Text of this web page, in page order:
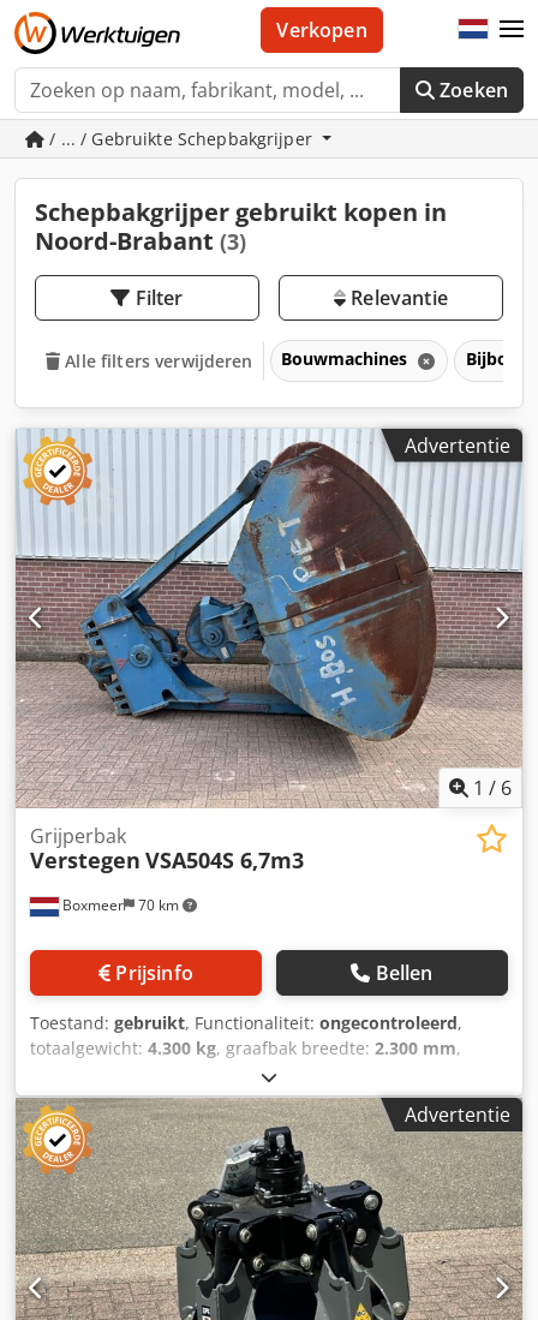
Zoeken
Verkopen
/ ... / Gebruikte Schepbakgrijper
Schepbakgrijper gebruikt kopen in
Noord-Brabant (3)
Filter Relevantie
Alle filters verwijderen Bouwmachines
Advertentie
1 / 6
Boxmeer 70 km
Grijperbak
Verstegen VSA504S 6,7m3
Prijsinfo Bellen
Toestand: gebruikt, Functionaliteit: ongecontroleerd,
totaalgewicht: 4.300 kg, graafbak breedte: 2.300 mm,
, Merk: Verstegen Grijpers Model: VSAC504S
Bouwjaar: 2003 Serienummer: 9334 Afmetingen LxBxH
(mm): 2950 x 2300 x 3650 Gewicht (kg) ca.: 4300 Aantal op
voorraad: 1 Inhoud (m3): 6,7 Gemaakt in: Nederland
Csdpfx Ahezcxf Nj Dorf Opmerkingen: Net gebruikte
mechanische grijper
Advertentie